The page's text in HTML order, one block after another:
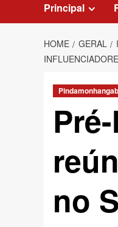
Principal
HOME GERAL
no